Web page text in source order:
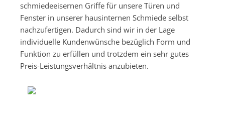
schmiedeeisernen Griffe für unsere Türen und
Fenster in unserer hausinternen Schmiede selbst
nachzufertigen. Dadurch sind wir in der Lage
individuelle Kundenwünsche bezüglich Form und
Funktion zu erfüllen und trotzdem ein sehr gutes
Preis-Leistungsverhältnis anzubieten.